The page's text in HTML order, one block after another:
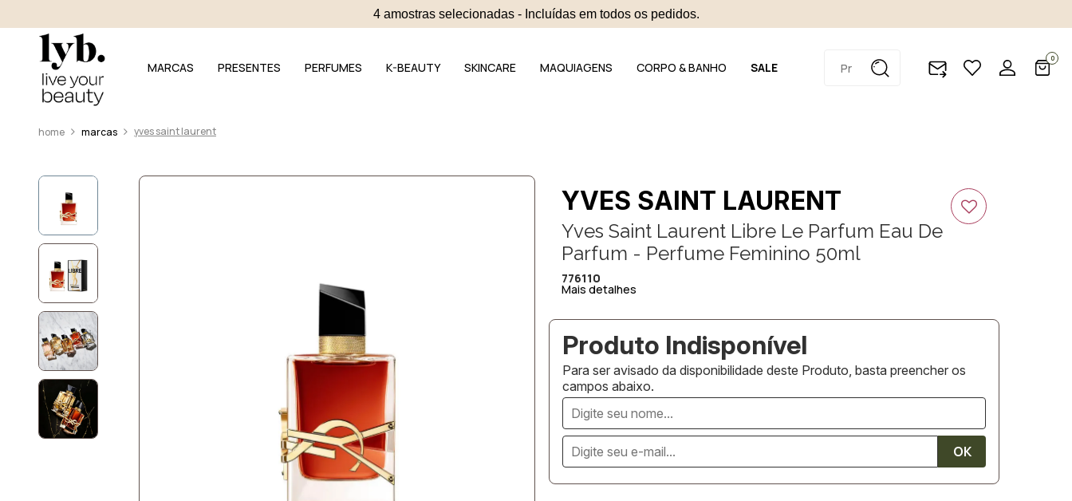
4 amostras selecionadas - Incluídas em todos os pedidos.
MARCAS PRESENTES PERFUMES K-BEAUTY SKINCARE MAQUIAGENS CORPO & BANHO SALE
0
marcas yves saint laurent
YVES SAINT LAURENT
Yves Saint Laurent Libre Le Parfum Eau De
Parfum - Perfume Feminino 50ml
776110
Mais detalhes
Para ser avisado da disponibilidade deste Produto, basta preencher os
campos abaixo.